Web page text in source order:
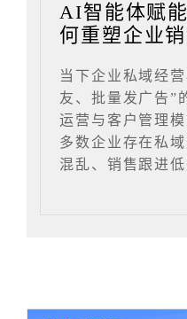
AI智能体赋
何重塑企业销
当下企业私域经
友、批量发广告”
运营与客户管理
多数企业存在私
混乱、销售跟进